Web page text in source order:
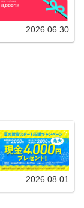
2026.06.30
2026.08.01